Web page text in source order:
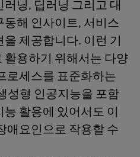
닝, 딥러닝 그리고 대
동해 인사이트, 서비스
제공합니다. 이런 기
활용하기 위해서는 다양
로세스를 표준화하는
성형 인공지능을 포함
활용에 있어서도 이
애요인으로 작용할 수